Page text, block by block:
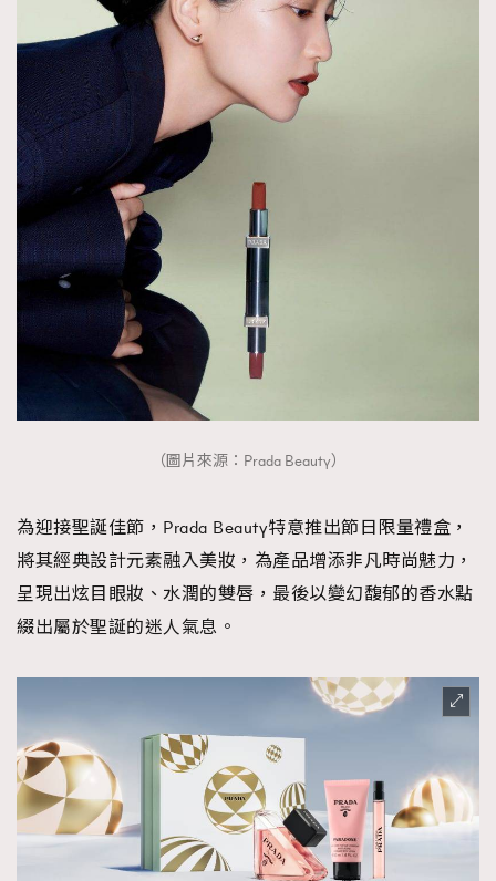
（圖片來源：Prada Beauty）
為迎接聖誕佳節，Prada Beauty特意推出節日限量禮盒，
將其經典設計元素融入美妝，為產品增添非凡時尚魅力，
呈現出炫目眼妝、水潤的雙唇，最後以變幻馥郁的香水點
綴出屬於聖誕的迷人氣息。